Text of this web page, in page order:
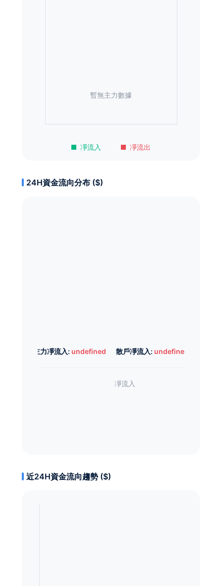
凈流入 凈流出
暫無主力數據
24H資金流向分布 ($)
主力凈流入: undefined 散戶凈流入: undefined
近24H資金流向趨勢 ($)